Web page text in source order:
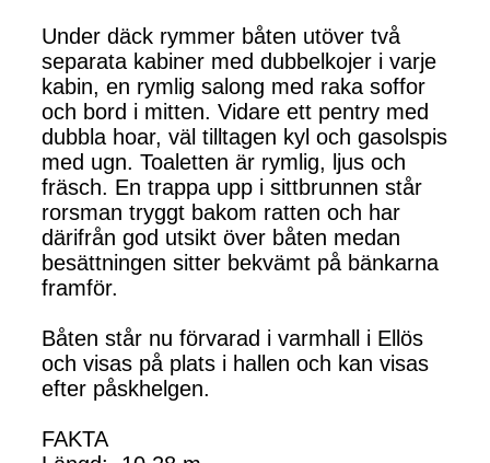
Under däck rymmer båten utöver två
separata kabiner med dubbelkojer i varje
kabin, en rymlig salong med raka soffor
och bord i mitten. Vidare ett pentry med
dubbla hoar, väl tilltagen kyl och gasolspis
med ugn. Toaletten är rymlig, ljus och
fräsch. En trappa upp i sittbrunnen står
rorsman tryggt bakom ratten och har
därifrån god utsikt över båten medan
besättningen sitter bekvämt på bänkarna
framför.
Båten står nu förvarad i varmhall i Ellös
och visas på plats i hallen och kan visas
efter påskhelgen.
FAKTA